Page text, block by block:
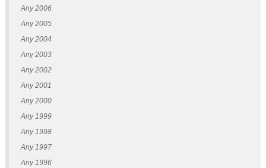
Any 2006
Any 2005
Any 2004
Any 2003
Any 2002
Any 2001
Any 2000
Any 1999
Any 1998
Any 1997
Any 1996